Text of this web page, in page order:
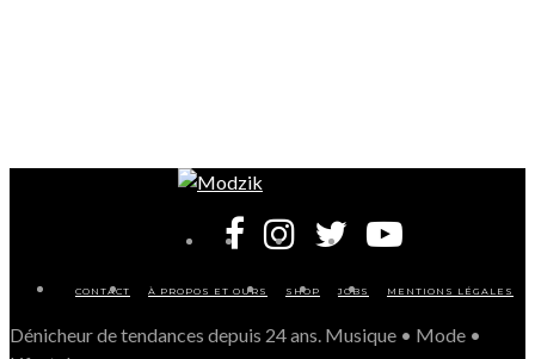
CONTACT À PROPOS ET OURS SHOP JOBS MENTIONS LÉGALES
Dénicheur de tendances depuis 24 ans. Musique • Mode •